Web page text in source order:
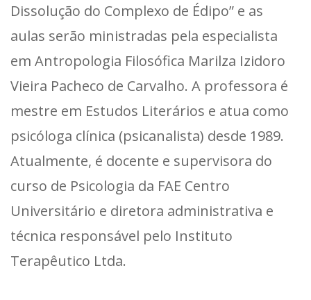
Dissolução do Complexo de Édipo” e as
aulas serão ministradas pela especialista
em Antropologia Filosófica Marilza Izidoro
Vieira Pacheco de Carvalho. A professora é
mestre em Estudos Literários e atua como
psicóloga clínica (psicanalista) desde 1989.
Atualmente, é docente e supervisora do
curso de Psicologia da FAE Centro
Universitário e diretora administrativa e
técnica responsável pelo Instituto
Terapêutico Ltda.